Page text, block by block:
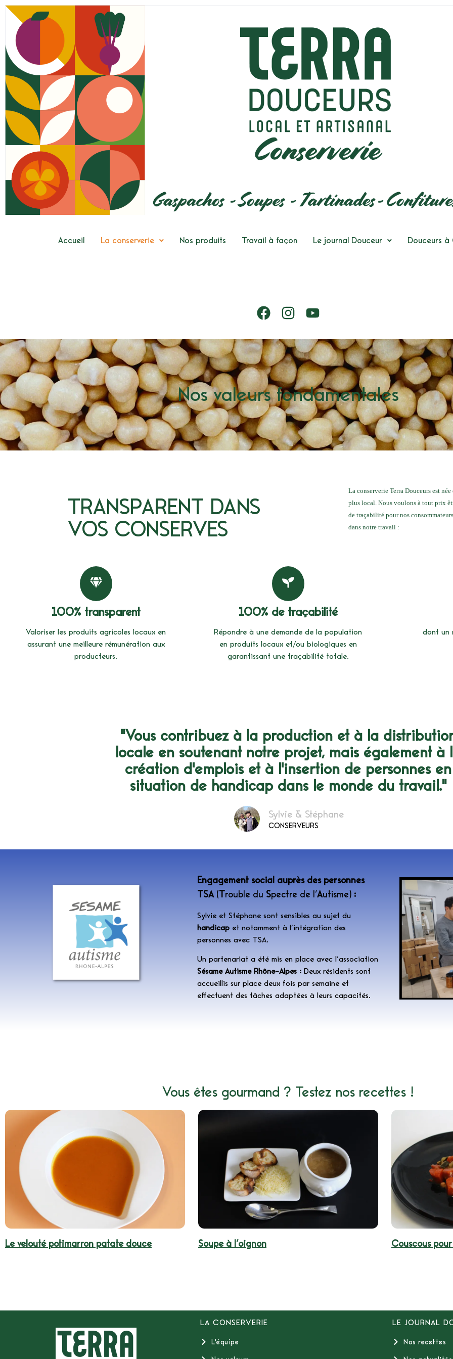
Accueil La conserverie Nos produits Travail à façon Le journal Douceur Douceurs
Nos valeurs fondamentales
TRANSPARENT DANS
VOS CONSERVES
La conserverie Terra Douceurs est
plus local. Nous voulons à tout prix
de traçabilité pour nos
dans notre travail :
100% transparent
Valoriser les produits agricoles locaux en
assurant une meilleure rémunération aux
producteurs.
100% de traçabilité
Répondre à une demande de la population
en produits locaux et/ou biologiques en
garantissant une traçabilité totale.
dont un
"Vous contribuez à la production et à la
locale en soutenant notre projet, mais également à
création d'emplois et à l'insertion de personnes en
situation de handicap dans le monde du travail."
Sylvie & Stéphane
CONSERVEURS
Engagement social auprès des personnes
TSA ( rouble du Spectre de l’Autisme):
Sylvie et Stéphane sont sensibles au sujet du
handicapet notamment à l’intégration des
personnes avec TSA.
Un partenariat a été mis en place avec l’association
Sésame Autisme Rhône-Alpes :Deux résidents sont
accueillis sur place deux fois par semaine et
effectuent des tâches adaptées à leurs capacités.
Vous êtes gourmand ? Testez nos recettes !
Le velouté potimarron patate douce Soupe à l’oignon Couscous
LA CONSERVERIE
L'équipe
LE JOURNAL
Nos recettes